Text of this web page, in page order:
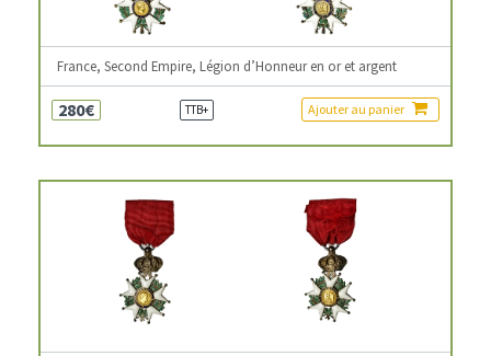
France, Second Empire, Légion d’Honneur en or et argent
280€ TTB+ Ajouter au panier